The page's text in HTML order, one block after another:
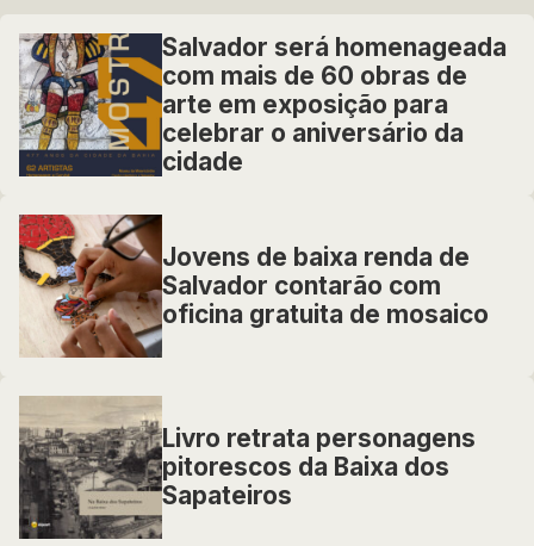
Salvador será homenageada
com mais de 60 obras de
arte em exposição para
celebrar o aniversário da
cidade
Jovens de baixa renda de
Salvador contarão com
oficina gratuita de mosaico
Livro retrata personagens
pitorescos da Baixa dos
Sapateiros